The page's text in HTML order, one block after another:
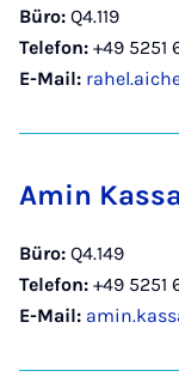
Büro: Q4.119
Telefon: +49 5251
E-Mail:
Amin
Büro: Q4.149
Telefon: +49 5251
E-Mail: